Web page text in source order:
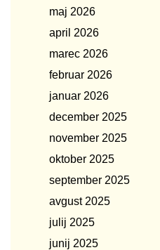
maj 2026
april 2026
marec 2026
februar 2026
januar 2026
december 2025
november 2025
oktober 2025
september 2025
avgust 2025
julij 2025
junij 2025